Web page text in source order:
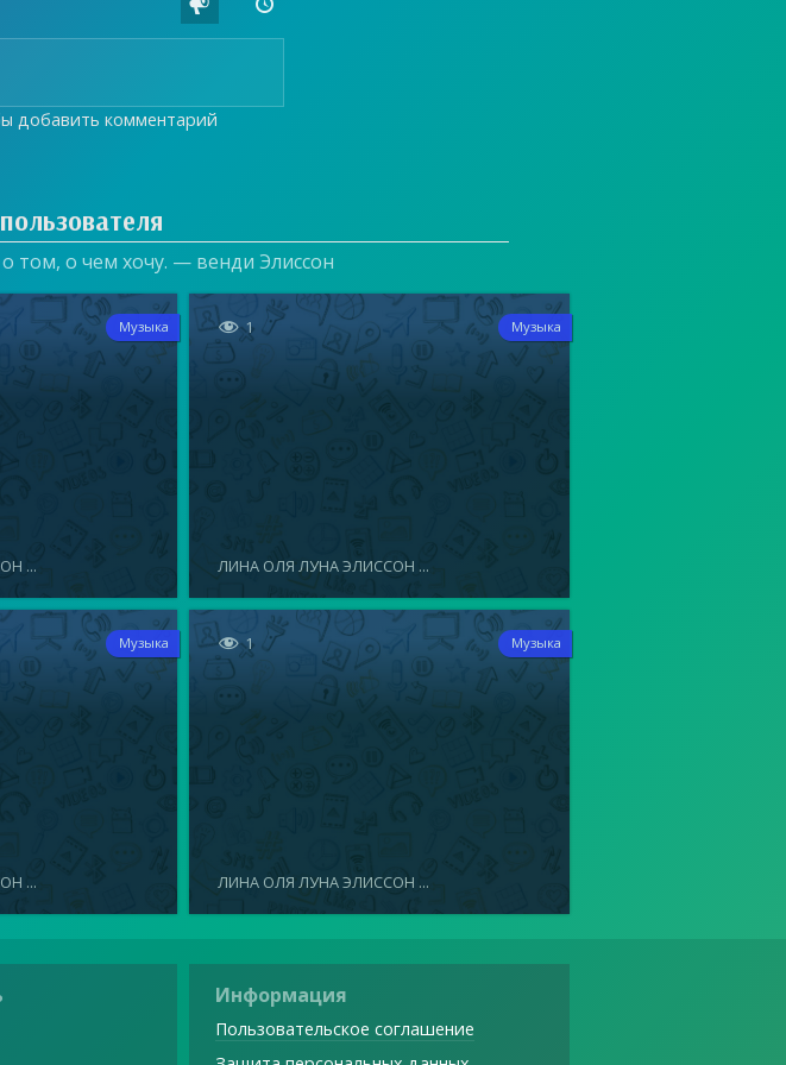
добавить комментарий
том, о чем хочу. — венди Элиссон
Музыка
...
 1 Музыка
ЛИНА ОЛЯ ЛУНА ЭЛИССОН ...
Музыка
...
 1 Музыка
ЛИНА ОЛЯ ЛУНА ЭЛИССОН ...
Информация
Пользовательское соглашение